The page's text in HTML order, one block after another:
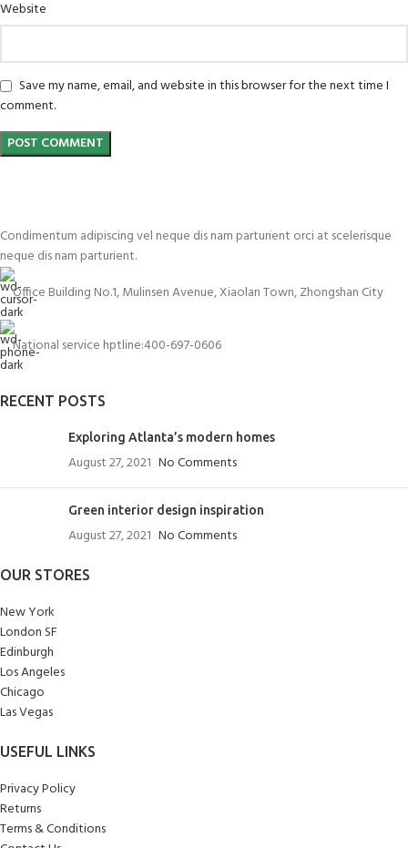
Website
Save my name, email, and website in this browser for the next time I
comment.
Condimentum adipiscing vel neque dis nam parturient orci at scelerisque
neque dis nam parturient.
Office Building No.1, Mulinsen Avenue, Xiaolan Town, Zhongshan City
National service hptline:400-697-0606
RECENT POSTS
Exploring Atlanta’s modern homes
August 27, 2021 No Comments
Green interior design inspiration
August 27, 2021 No Comments
OUR STORES
New York
London SF
Edinburgh
Los Angeles
Chicago
Las Vegas
USEFUL LINKS
Privacy Policy
Returns
Terms & Conditions